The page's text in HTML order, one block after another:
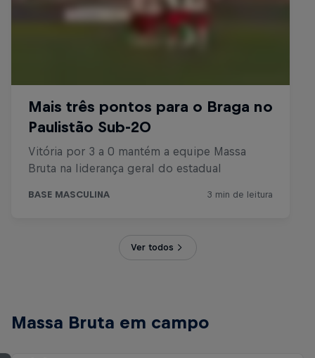
Ver todos
Massa Bruta em campo